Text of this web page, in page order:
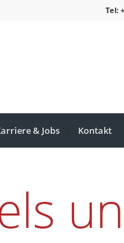
Tel:
& Jobs Kontakt